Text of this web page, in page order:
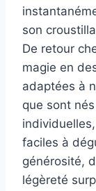
son
De retour
magie en
adaptées à
que sont
faciles à
générosité,
légèreté